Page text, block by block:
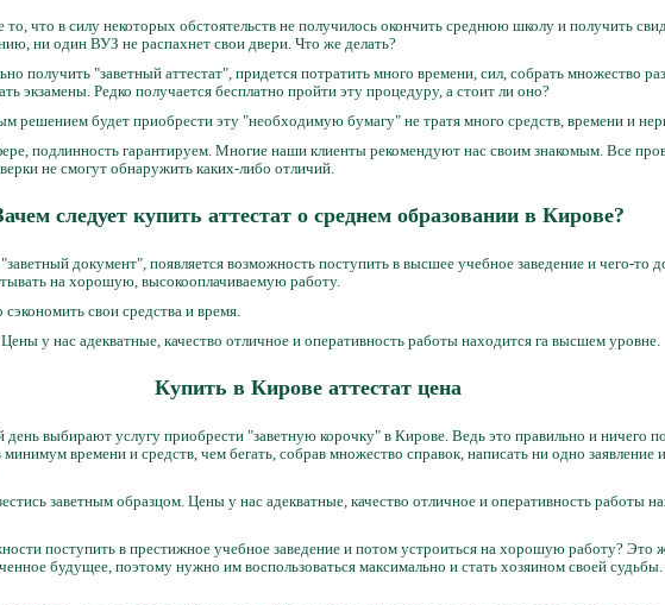
что в силу некоторых обстоятельств не получилось окончить среднюю школу и получить
ни один ВУЗ не распахнет свои двери. Что же делать?
получить "заветный аттестат", придется потратить много времени, сил, собрать множество
экзамены. Редко получается бесплатно пройти эту процедуру, а стоит ли оно?
решением будет приобрести эту "необходимую бумагу" не тратя много средств, времени и
подлинность гарантируем. Многие наши клиенты рекомендуют нас своим знакомым. Все
не смогут обнаружить каких-либо отличий.
следует купить аттестат о среднем образовании в Кирове?
документ", появляется возможность поступить в высшее учебное заведение и чего-то
на хорошую, высокооплачиваемую работу.
свои средства и время.
у нас адекватные, качество отличное и оперативность работы находится га высшем уровне.
Купить в Кирове аттестат цена
выбирают услугу приобрести "заветную корочку" в Кирове. Ведь это правильно и ничего
времени и средств, чем бегать, собрав множество справок, написать ни одно заявление
заветным образцом. Цены у нас адекватные, качество отличное и оперативность работы
поступить в престижное учебное заведение и потом устроиться на хорошую работу? Это
будущее, поэтому нужно им воспользоваться максимально и стать хозяином своей судьбы.